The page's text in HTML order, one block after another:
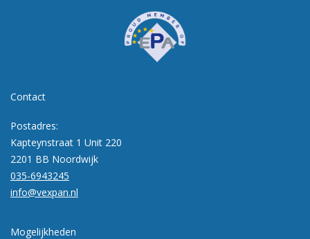
Contact
Postadres:
Kapteynstraat 1 Unit 220
2201 BB Noordwijk
035-6943245
info@vexpan.nl
Mogelijkheden